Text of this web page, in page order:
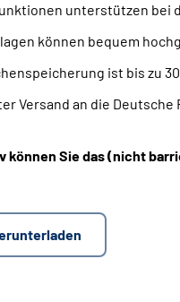
unterstützen bei
können bequem
ist bis zu
Versand an die
können Sie das (nicht